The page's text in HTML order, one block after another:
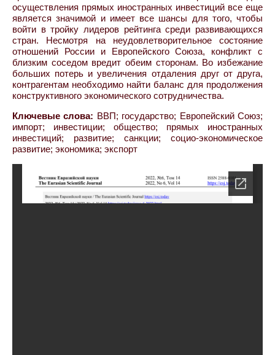
осуществления прямых иностранных инвестиций все еще
является значимой и имеет все шансы для того, чтобы
войти в тройку лидеров рейтинга среди развивающихся
стран. Несмотря на неудовлетворительное состояние
отношений России и Европейского Союза, конфликт с
близким соседом вредит обеим сторонам. Во избежание
больших потерь и увеличения отдаления друг от друга,
контрагентам необходимо найти баланс для продолжения
конструктивного экономического сотрудничества.
Ключевые слова: ВВП; государство; Европейский Союз;
импорт; инвестиции; общество; прямых иностранных
инвестиций; развитие; санкции; социо-экономическое
развитие; экономика; экспорт